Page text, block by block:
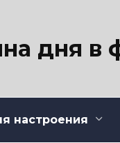
дня в
настроения